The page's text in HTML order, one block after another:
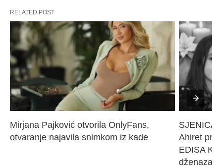
RELATED POST
Mirjana Pajković otvorila OnlyFans,
otvaranje najavila snimkom iz kade
SJENICA
Ahiret
EDISA
dženaza